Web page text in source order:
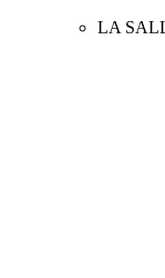
LA